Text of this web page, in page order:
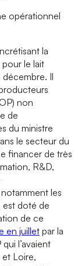
opérationnel
la
le lait
Il
non
de
du ministre
le secteur du
financer de très
R&D,
les
est doté de
de ce
en juillet par la
l’avaient
et Loire,